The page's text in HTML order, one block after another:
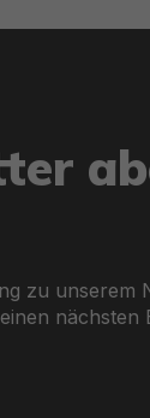
zu unserem
nächsten